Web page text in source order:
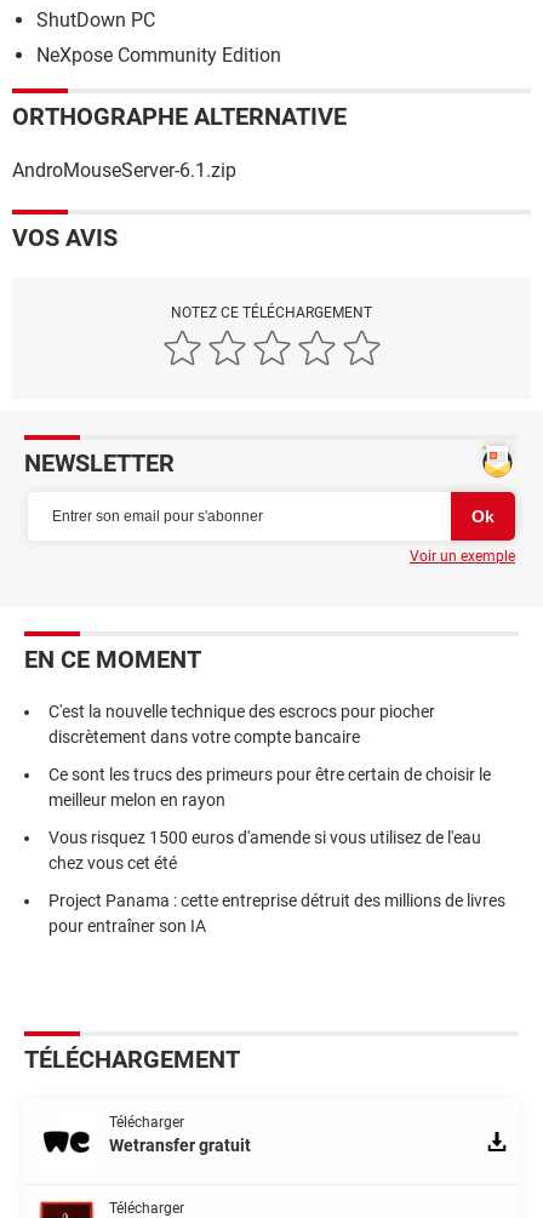
ShutDown PC
NeXpose Community Edition
ORTHOGRAPHE ALTERNATIVE
AndroMouseServer-6.1.zip
VOS AVIS
NOTEZ CE TÉLÉCHARGEMENT
NEWSLETTER
Voir un exemple
EN CE MOMENT
C'est la nouvelle technique des escrocs pour piocher
discrètement dans votre compte bancaire
Ce sont les trucs des primeurs pour être certain de choisir le
meilleur melon en rayon
Vous risquez 1500 euros d'amende si vous utilisez de l'eau
chez vous cet été
Project Panama : cette entreprise détruit des millions de livres
pour entraîner son IA
TÉLÉCHARGEMENT
Télécharger
Wetransfer gratuit
Télécharger